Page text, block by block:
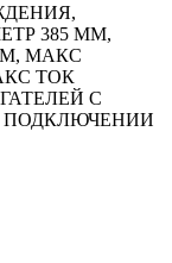
385 ММ,
МАКС
ТОК
С